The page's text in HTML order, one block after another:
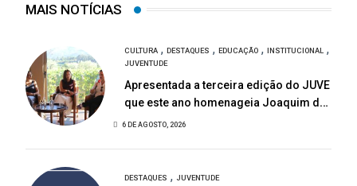
MAIS NOTÍCIAS
CULTURA , DESTAQUES , EDUCAÇÃO , INSTITUCIONAL ,
JUVENTUDE
Apresentada a terceira edição do JUVE
que este ano homenageia Joaquim de
Almeida
6 DE AGOSTO, 2026
DESTAQUES , JUVENTUDE